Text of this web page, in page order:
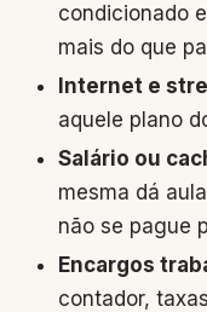
condicionado
mais do que
Internet e
aquele plano
Salário ou
mesma dá
não se pague
Encargos
contador,